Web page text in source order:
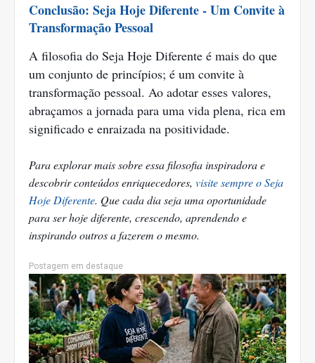
Conclusão: Seja Hoje Diferente - Um Convite à
Transformação Pessoal
A filosofia do Seja Hoje Diferente é mais do que
um conjunto de princípios; é um convite à
transformação pessoal. Ao adotar esses valores,
abraçamos a jornada para uma vida plena, rica em
significado e enraizada na positividade.
Para explorar mais sobre essa filosofia inspiradora e
descobrir conteúdos enriquecedores, visite sempre o Seja
Hoje Diferente. Que cada dia seja uma oportunidade
para ser hoje diferente, crescendo, aprendendo e
inspirando outros a fazerem o mesmo.
Postagem em destaque